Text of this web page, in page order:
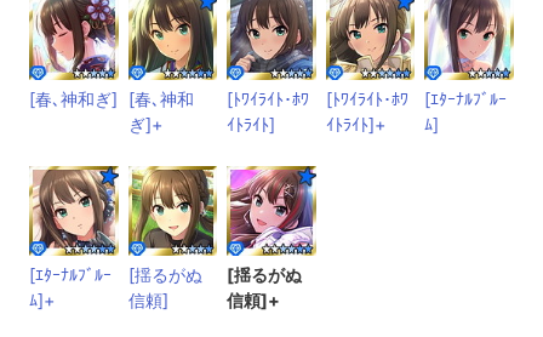
[春､神和ぎ]
[春､神和
ぎ]+
[ﾄﾜｲﾗｲﾄ･ﾎﾜ
ｲﾄﾗｲﾄ]
[ﾄﾜｲﾗｲﾄ･ﾎﾜ
ｲﾄﾗｲﾄ]+
[ｴﾀｰﾅﾙﾌﾞﾙｰ
ﾑ]
[ｴﾀｰﾅﾙﾌﾞﾙｰ
ﾑ]+
[揺るがぬ
信頼]
[揺るがぬ
信頼]+